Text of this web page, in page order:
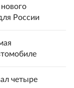
России
четыре